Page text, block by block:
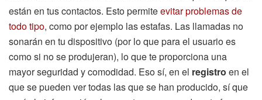
están en tus contactos. Esto permiteevitar problemas de
todo tipo, como por ejemplo las estafas. Las llamadas no
sonarán en tu dispositivo (por lo que para el usuario es
como si no se produjeran), lo que te proporciona una
mayor seguridad y comodidad. Eso sí, en el registro en el
que se pueden ver todas las que se han producido, sí que